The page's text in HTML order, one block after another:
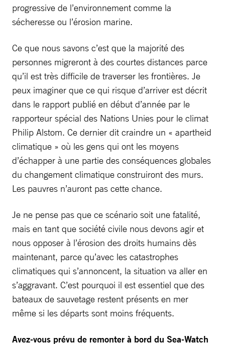
progressive de l’environnement comme la
sécheresse ou l’érosion marine.
Ce que nous savons c’est que la majorité des
personnes migreront à des courtes distances parce
qu’il est très difficile de traverser les frontières. Je
peux imaginer que ce qui risque d’arriver est décrit
dans le rapport publié en début d’année par le
rapporteur spécial des Nations Unies pour le climat
Philip Alstom. Ce dernier dit craindre un « apartheid
climatique » où les gens qui ont les moyens
d’échapper à une partie des conséquences globales
du changement climatique construiront des murs.
Les pauvres n’auront pas cette chance.
Je ne pense pas que ce scénario soit une fatalité,
mais en tant que société civile nous devons agir et
nous opposer à l’érosion des droits humains dès
maintenant, parce qu’avec les catastrophes
climatiques qui s’annoncent, la situation va aller en
s’aggravant. C’est pourquoi il est essentiel que des
bateaux de sauvetage restent présents en mer
même si les départs sont moins fréquents.
Avez-vous prévu de remonter à bord du Sea-Watch